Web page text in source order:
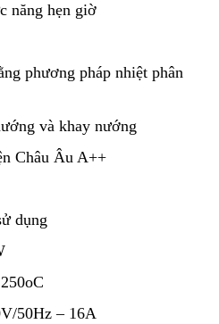
năng hẹn giờ
phương pháp nhiệt phân
và khay nướng
Châu Âu A++
dụng
50Hz – 16A